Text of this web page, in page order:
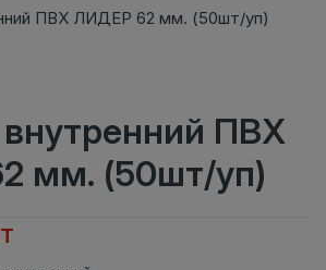
внутренний ПВХ
мм. (50шт/уп)